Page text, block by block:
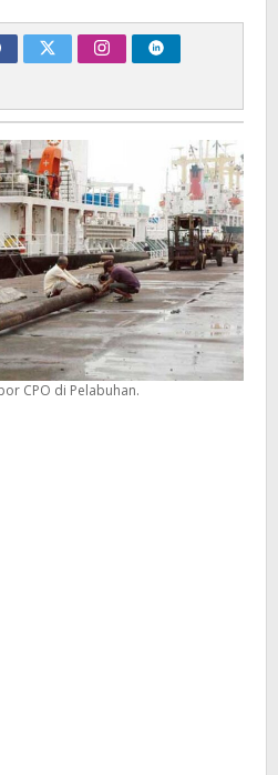
di
2024
CPO di Pelabuhan.